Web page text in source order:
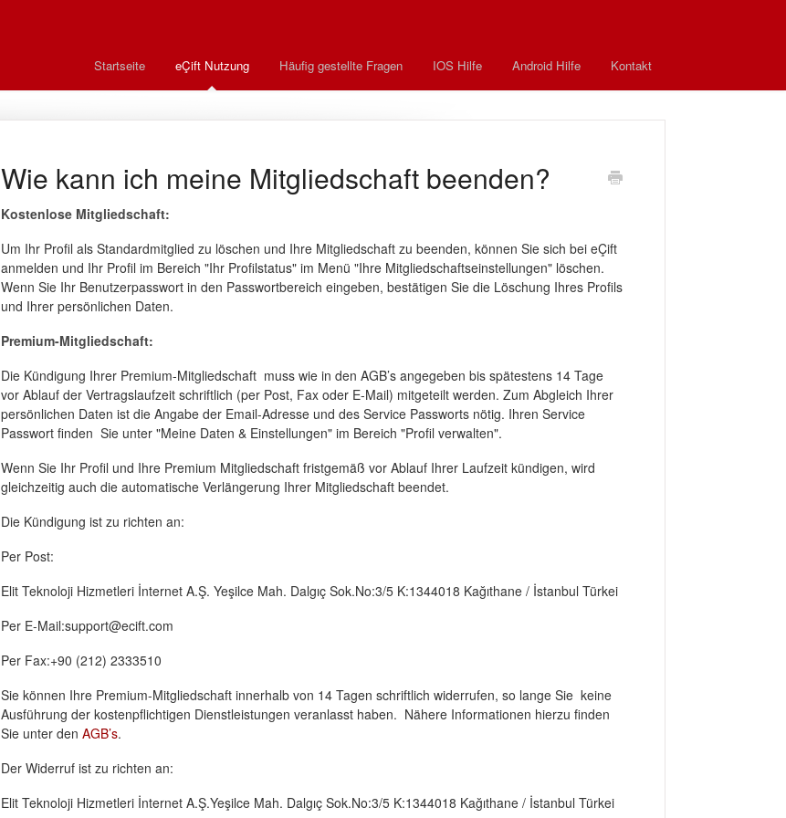
Startseite eÇift Nutzung Häufig gestellte Fragen IOS Hilfe Android Hilfe Kontakt
Wie kann ich meine Mitgliedschaft beenden?
Kostenlose Mitgliedschaft:
Um Ihr Profil als Standardmitglied zu löschen und Ihre Mitgliedschaft zu beenden, können Sie sich bei eÇift
anmelden und Ihr Profil im Bereich "Ihr Profilstatus" im Menü "Ihre Mitgliedschaftseinstellungen" löschen.
Wenn Sie Ihr Benutzerpasswort in den Passwortbereich eingeben, bestätigen Sie die Löschung Ihres Profils
und Ihrer persönlichen Daten.
Premium-Mitgliedschaft:
Die Kündigung Ihrer Premium-Mitgliedschaft muss wie in den AGB’s angegeben bis spätestens 14 Tage
vor Ablauf der Vertragslaufzeit schriftlich (per Post, Fax oder E-Mail) mitgeteilt werden. Zum Abgleich Ihrer
persönlichen Daten ist die Angabe der Email-Adresse und des Service Passworts nötig. Ihren Service
Passwort finden Sie unter "Meine Daten & Einstellungen" im Bereich "Profil verwalten".
Wenn Sie Ihr Profil und Ihre Premium Mitgliedschaft fristgemäß vor Ablauf Ihrer Laufzeit kündigen, wird
gleichzeitig auch die automatische Verlängerung Ihrer Mitgliedschaft beendet.
Die Kündigung ist zu richten an:
Per Post:
Elit Teknoloji Hizmetleri İnternet A.Ş. Yeşilce Mah. Dalgıç Sok.No:3/5 K:1344018 Kağıthane / İstanbul Türkei
Per E-Mail:support@ecift.com
Per Fax:+90 (212) 2333510
Sie können Ihre Premium-Mitgliedschaft innerhalb von 14 Tagen schriftlich widerrufen, so lange Sie keine
Ausführung der kostenpflichtigen Dienstleistungen veranlasst haben. Nähere Informationen hierzu finden
Sie unter den AGB’s.
Der Widerruf ist zu richten an:
Elit Teknoloji Hizmetleri İnternet A.Ş.Yeşilce Mah. Dalgıç Sok.No:3/5 K:1344018 Kağıthane / İstanbul Türkei